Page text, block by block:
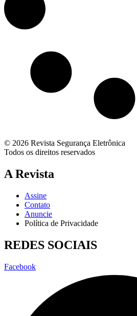
© 2026 Revista Segurança Eletrônica
Todos os direitos reservados
A Revista
Assine
Contato
Anuncie
Política de Privacidade
REDES SOCIAIS
Facebook